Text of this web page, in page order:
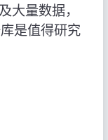
大量数据，
是值得研究